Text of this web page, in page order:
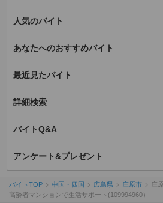
人気のバイト
あなたへのおすすめバイト
最近見たバイト
詳細検索
バイトQ&A
アンケート&プレゼント
バイトTOP 中国・四国 広島県 庄原市
庄
高齢者マンションで生活サポート(109994960）